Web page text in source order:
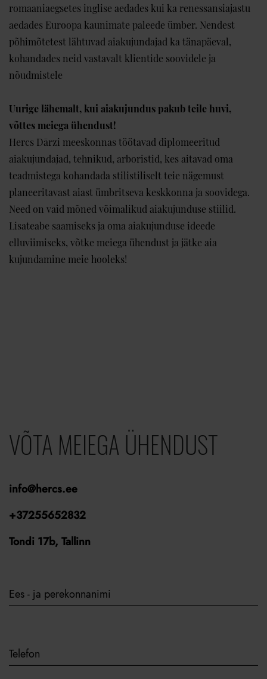
romaaniaegsetes inglise aedades kui ka renessansiajastu
aedades Euroopa kaunimate paleede ümber. Nendest
põhimõtetest lähtuvad aiakujundajad ka tänapäeval,
kohandades neid vastavalt klientide soovidele ja
nõudmistele
Uurige lähemalt, kui aiakujundus pakub teile huvi,
võttes meiega ühendust!
Hercs Dārzi meeskonnas töötavad diplomeeritud
aiakujundajad, tehnikud, arboristid, kes aitavad oma
teadmistega kohandada stilistiliselt teie nägemust
planeeritavast aiast ümbritseva keskkonna ja soovidega.
Need on vaid mõned võimalikud aiakujunduse stiilid.
Lisateabe saamiseks ja oma aiakujunduse ideede
elluviimiseks, võtke meiega ühendust ja jätke aia
kujundamine meie hooleks!
VÕTA MEIEGA ÜHENDUST
info@hercs.ee
+37255652832
Tondi 17b, Tallinn